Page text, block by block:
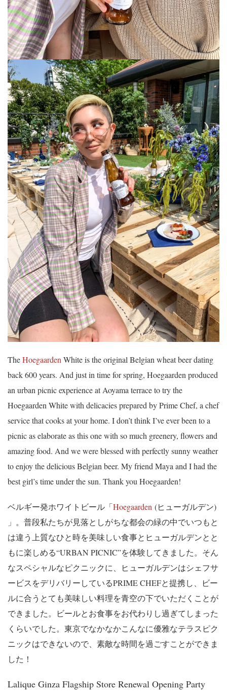
TheHoegaarden White is the original Belgian wheat beer dating
back 600 years. And just in time for spring, Hoegaarden produced
an urban picnic experience at Aoyama terrace to try the
Hoegaarden White with delicacies prepared by Prime Chef, a chef
service that cooks at your home. I don’t think I’ve ever been to a
picnic as elaborate as this one with so much greenery, flowers and
amazing food. And we were blessed with perfectly sunny weather
to enjoy the delicious Belgian beer. My friend Maya and I had the
best girl’s time under the sun. Thank you Hoegaarden!
ベルギー発ホワイトビール「Hoegaarden (ヒューガルデン)
」。普段私たちが見落としがちな都会の緑の中でいつもと
は違う上質なひと時を美味しい食事とヒューガルデンとと
もに楽しめる“URBAN PICNIC”を体験してきました。そん
なスペシャルなピクニックに、ヒューガルデンはシェフサ
ービスをデリバリーしているPRIME CHEFと提携し、ビー
ルに合うとても美味しい料理を青空の下でいただくことが
できました。ビールとお食事をお代わりし過ぎてしまった
くらいでした。東京でなかなかこんなに優雅なテラスピク
ニックはできないので、素敵な時間を過ごすことができま
した！
Lalique Ginza Flagship Store Renewal Opening Party